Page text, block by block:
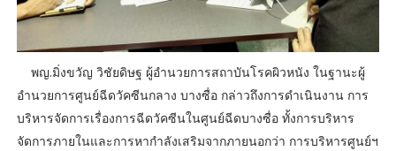
พญ.มิ่งขวัญ วิชัยดิษฐ ผู้อำนวยการสถาบันโรคผิวหนัง ในฐานะผู้
อำนวยการศูนย์ฉีดวัคซีนกลาง บางซื่อ กล่าวถึงการดำเนินงาน การ
บริหารจัดการเรื่องการฉีดวัคซีนในศูนย์ฉีดบางซื่อ ทั้งการบริหาร
จัดการภายในและการหากำลังเสริมจากภายนอกว่า การบริหารศูนย์ฯ